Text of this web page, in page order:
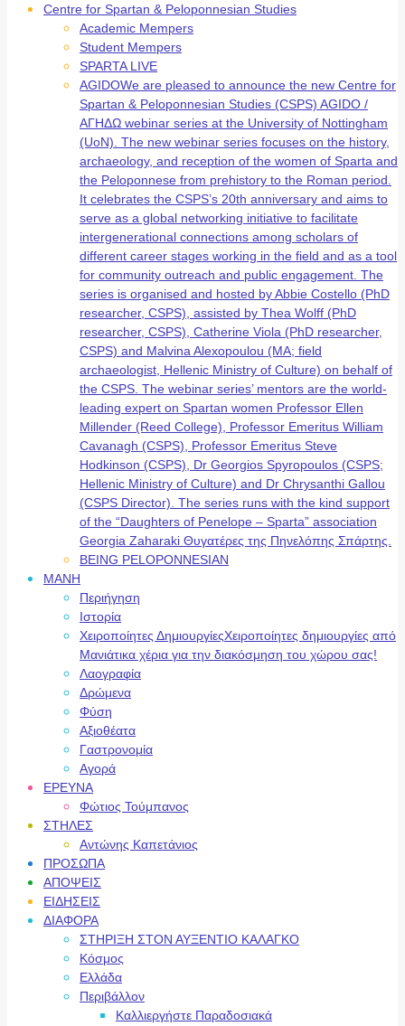
Centre for Spartan & Peloponnesian Studies
Academic Mempers
Student Mempers
SPARTA LIVE
AGIDOWe are pleased to announce the new Centre for
Spartan & Peloponnesian Studies (CSPS) AGIDO /
ΑΓΗΔΩ webinar series at the University of Nottingham
(UoN). The new webinar series focuses on the history,
archaeology, and reception of the women of Sparta and
the Peloponnese from prehistory to the Roman period.
It celebrates the CSPS’s 20th anniversary and aims to
serve as a global networking initiative to facilitate
intergenerational connections among scholars of
different career stages working in the field and as a tool
for community outreach and public engagement. The
series is organised and hosted by Abbie Costello (PhD
researcher, CSPS), assisted by Thea Wolff (PhD
researcher, CSPS), Catherine Viola (PhD researcher,
CSPS) and Malvina Alexopoulou (MA; field
archaeologist, Hellenic Ministry of Culture) on behalf of
the CSPS. The webinar series’ mentors are the world-
leading expert on Spartan women Professor Ellen
Millender (Reed College), Professor Emeritus William
Cavanagh (CSPS), Professor Emeritus Steve
Hodkinson (CSPS), Dr Georgios Spyropoulos (CSPS;
Hellenic Ministry of Culture) and Dr Chrysanthi Gallou
(CSPS Director). The series runs with the kind support
of the “Daughters of Penelope – Sparta” association
Georgia Zaharaki Θυγατέρες της Πηνελόπης Σπάρτης.
BEING PELOPONNESIAN
ΜΑΝΗ
Περιήγηση
Ιστορία
Χειροποίητες ΔημιουργίεςΧειροποίητες δημιουργίες από
Μανιάτικα χέρια για την διακόσμηση του χώρου σας!
Λαογραφία
Δρώμενα
Φύση
Αξιοθέατα
Γαστρονομία
Αγορά
ΕΡΕΥΝΑ
Φώτιος Τούμπανος
ΣΤΗΛΕΣ
Αντώνης Καπετάνιος
ΠΡΟΣΩΠΑ
ΑΠΟΨΕΙΣ
ΕΙΔΗΣΕΙΣ
ΔΙΑΦΟΡΑ
ΣΤΗΡΙΞΗ ΣΤΟΝ ΑΥΞΕΝΤΙΟ ΚΑΛΑΓΚΟ
Κόσμος
Ελλάδα
Περιβάλλον
Καλλιεργήστε Παραδοσιακά